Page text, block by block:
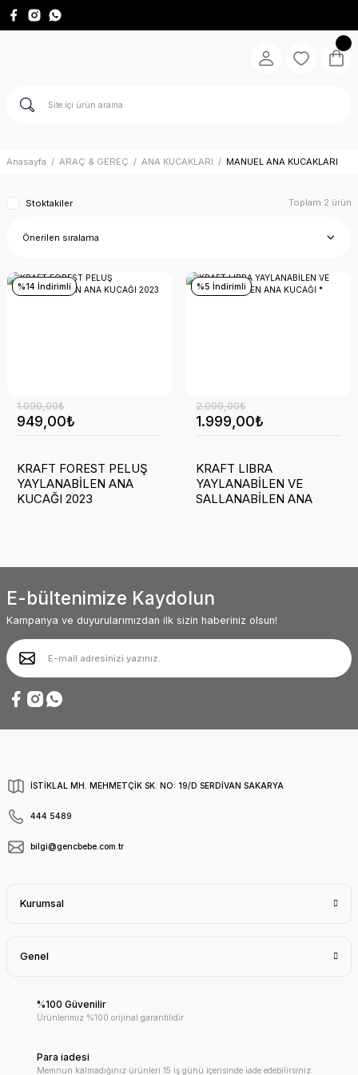
Anasayfa ARAÇ & GEREÇ ANA KUCAKLARI MANUEL ANA KUCAKLARI
Stoktakiler Toplam 2 ürün
%14 İndirimli
949,00₺
1.099,00₺
KRAFT FOREST PELUŞ
YAYLANABİLEN ANA
KUCAĞI 2023
%5 İndirimli
1.999,00₺
2.099,00₺
KRAFT LIBRA
YAYLANABİLEN VE
SALLANABİLEN ANA
E-bültenimize Kaydolun
Kampanya ve duyurularımızdan ilk sizin haberiniz olsun!
İSTİKLAL MH. MEHMETÇİK SK. NO: 19/D SERDİVAN SAKARYA
444 5489
bilgi@gencbebe.com.tr
Kurumsal
Genel
%100 Güvenilir
Ürünlerimiz %100 orijinal garantilidir.
Para iadesi
Memnun kalmadığınız ürünleri 15 iş günü içerisinde iade edebilirsiniz.